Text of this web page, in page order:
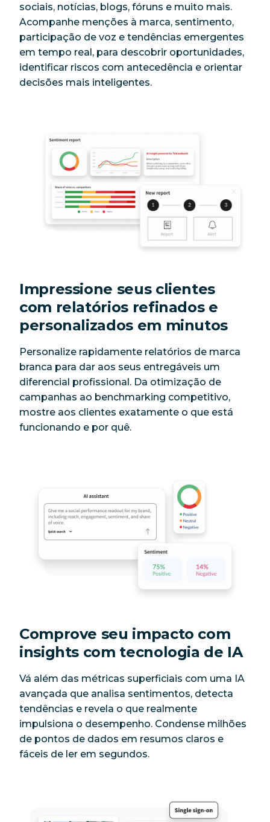
sociais, notícias, blogs, fóruns e muito mais.
Acompanhe menções à marca, sentimento,
participação de voz e tendências emergentes
em tempo real, para descobrir oportunidades,
identificar riscos com antecedência e orientar
decisões mais inteligentes.
Impressione seus clientes
com relatórios refinados e
personalizados em minutos
Personalize rapidamente relatórios de marca
branca para dar aos seus entregáveis um
diferencial profissional. Da otimização de
campanhas ao benchmarking competitivo,
mostre aos clientes exatamente o que está
funcionando e por quê.
Comprove seu impacto com
insights com tecnologia de IA
Vá além das métricas superficiais com uma IA
avançada que analisa sentimentos, detecta
tendências e revela o que realmente
impulsiona o desempenho. Condense milhões
de pontos de dados em resumos claros e
fáceis de ler em segundos.